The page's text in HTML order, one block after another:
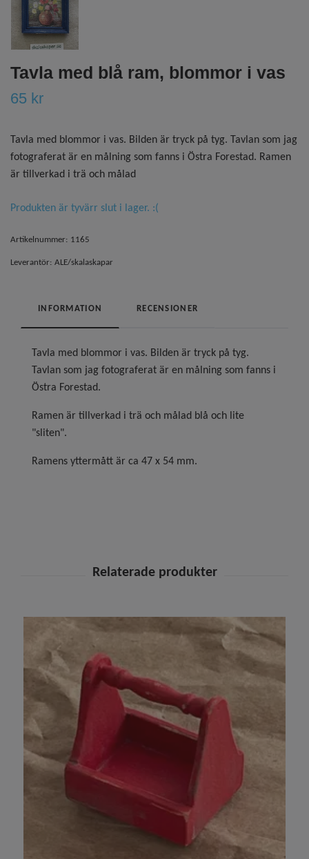
Tavla med blå ram, blommor i vas
65 kr
Tavla med blommor i vas. Bilden är tryck på tyg. Tavlan som jag
fotograferat är en målning som fanns i Östra Forestad. Ramen
är tillverkad i trä och målad
Produkten är tyvärr slut i lager. :(
Artikelnummer: 1165
Leverantör: ALE/skalaskapar
INFORMATION RECENSIONER
Tavla med blommor i vas. Bilden är tryck på tyg.
Tavlan som jag fotograferat är en målning som fanns i
Östra Forestad.
Ramen är tillverkad i trä och målad blå och lite
"sliten".
Ramens yttermått är ca 47 x 54 mm.